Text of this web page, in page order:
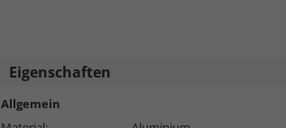
Eigenschaften
Allgemein